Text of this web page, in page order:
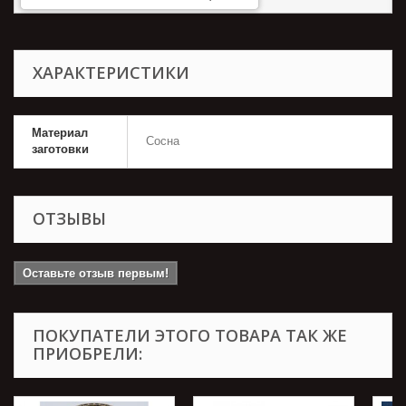
ХАРАКТЕРИСТИКИ
Материал
заготовки
Сосна
ОТЗЫВЫ
Оставьте отзыв первым!
ПОКУПАТЕЛИ ЭТОГО ТОВАРА ТАК ЖЕ
ПРИОБРЕЛИ: